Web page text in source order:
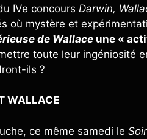
IVe concours Darwin,
où mystère et
de Wallace une «
toute leur ingéniosité
ils ?
WALLACE
ce même samedi le